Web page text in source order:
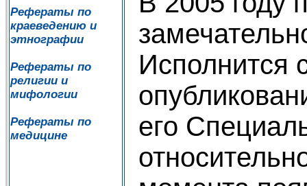
Рефераты по
краеведению и
этнографии
Рефераты по
религии и
мифологии
Рефераты по
медицине
Исполнится
его